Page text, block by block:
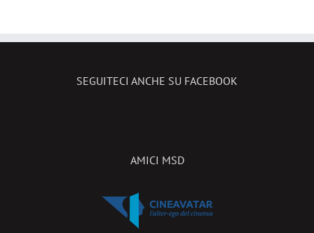
SEGUITECI ANCHE SU FACEBOOK
AMICI MSD